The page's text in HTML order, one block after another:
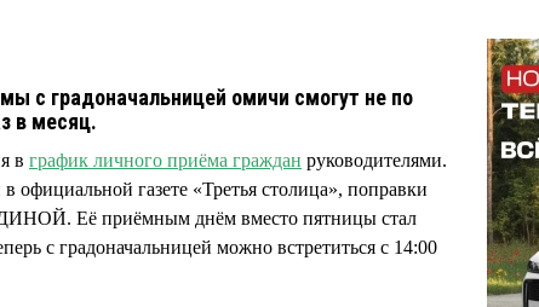
с градоначальницей омичи смогут не по
в месяц.
в график личного приёма граждан руководителями.
газете «Третья столица», поправки
Её приёмным днём вместо пятницы стал
с градоначальницей можно встретиться с 14:00